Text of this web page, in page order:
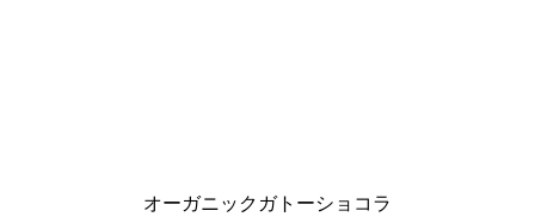
オーガニックガトーショコラ